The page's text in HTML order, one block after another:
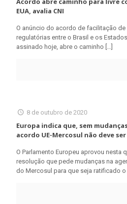
EUA, avalia CNI
O anúncio do acordo de facilitação
regulatórias entre o Brasil e os
assinado hoje, abre o caminho […]
8 de outubro de 2020
Europa indica que, sem
acordo UE-Mercosul não deve
O Parlamento Europeu aprovou nesta
resolução que pede mudanças na
do Mercosul para que seja ratificado